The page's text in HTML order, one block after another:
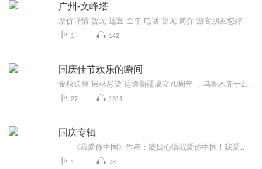
广州-文峰塔
1 142
国庆佳节欢乐的瞬间
27 1311
国庆专辑
1 78